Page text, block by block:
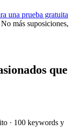
una prueba gratuita
más suposiciones,
que
· 100 keywords y